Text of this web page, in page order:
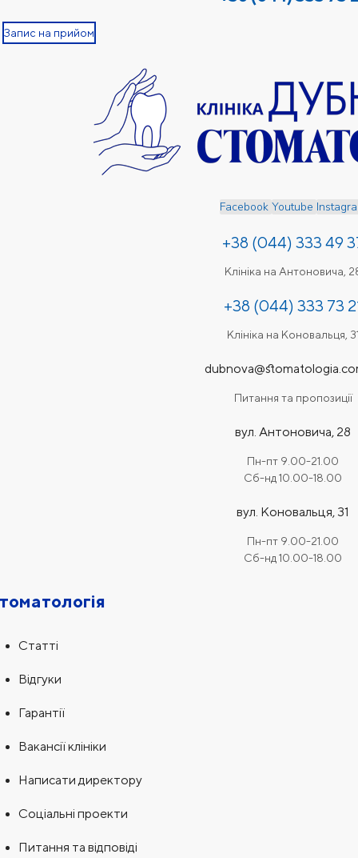
Запис на прийом
Facebook Youtube
+38 (044) 333 49
Клініка на Антоновича,
+38 (044) 333 73
Клініка на Коновальця,
Питання та пропозиції
вул. Антоновича, 28
Пн-пт 9.00-21.00
Сб-нд 10.00-18.00
вул. Коновальця, 31
Пн-пт 9.00-21.00
Сб-нд 10.00-18.00
Статті
Відгуки
Гарантії
Вакансії клініки
Написати директору
Соціальні проекти
Питання та відповіді